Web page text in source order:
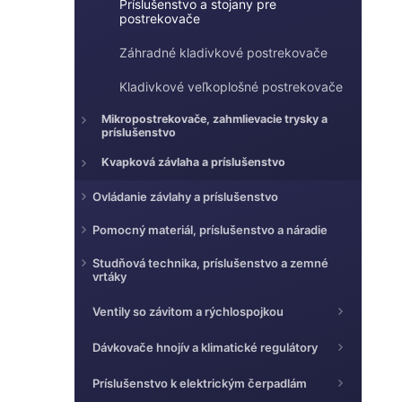
Príslušenstvo a stojany pre
postrekovače
Záhradné kladivkové postrekovače
Kladivkové veľkoplošné postrekovače
Mikropostrekovače, zahmlievacie trysky a
príslušenstvo
Kvapková závlaha a príslušenstvo
Ovládanie závlahy a príslušenstvo
Pomocný materiál, príslušenstvo a náradie
Studňová technika, príslušenstvo a zemné
vrtáky
Ventily so závitom a rýchlospojkou
Dávkovače hnojív a klimatické regulátory
Príslušenstvo k elektrickým čerpadlám